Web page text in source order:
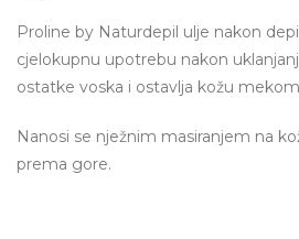
Proline by Naturdepil ulje nakon
cjelokupnu upotrebu nakon
ostatke voska i ostavlja kožu
Nanosi se nježnim masiranjem na
prema gore.